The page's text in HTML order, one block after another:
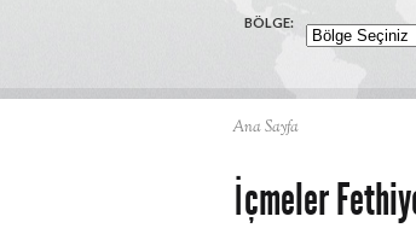
BÖLGE:
Ana Sayfa
İçmeler